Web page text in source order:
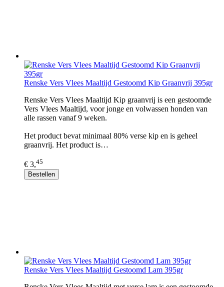
Renske Vers Vlees Maaltijd Gestoomd Kip Graanvrij 395gr
Renske Vers Vlees Maaltijd Kip graanvrij is een gestoomde
Vers Vlees Maaltijd, voor jonge en volwassen honden van
alle rassen vanaf 9 weken.
Het product bevat minimaal 80% verse kip en is geheel
graanvrij. Het product is…
€ 3,45
Bestellen
Renske Vers Vlees Maaltijd Gestoomd Lam 395gr